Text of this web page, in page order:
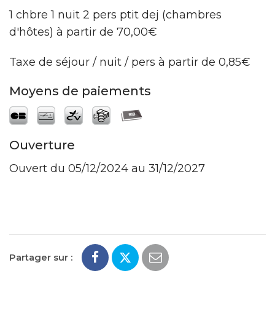
1 chbre 1 nuit 2 pers ptit dej (chambres
d'hôtes) à partir de 70,00€
Taxe de séjour / nuit / pers à partir de 0,85€
Moyens de paiements
Ouverture
Ouvert du 05/12/2024 au 31/12/2027
Partager sur :